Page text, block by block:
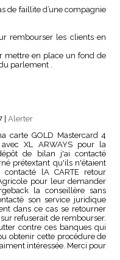
de faillite d’une compagnie
rembourser les clients en
mettre en place un fond de
parlement .
Alerter
carte GOLD Mastercard 4
XL ARWAYS pour la
de bilan j'ai contacté
prétextant qu'ils n'étaient
lA CARTE retour
pour leur demander
la conseillère sans
son service juridique
dans ce cas se retourner
refuserait de rembourser.
contre ces banques qui
obtenir cette procédure de
intéressée. Merci pour